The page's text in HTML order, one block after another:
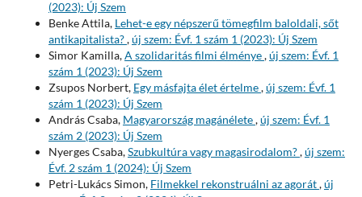
(2023): Új Szem
Benke Attila, Lehet-e egy népszerű tömegfilm baloldali, sőt
antikapitalista?,új szem: Évf. 1 szám 1 (2023): Új Szem
Simor Kamilla,A szolidaritás filmi élménye,új szem: Évf. 1
szám 1 (2023): Új Szem
Zsupos Norbert, Egy másfajta élet értelme,új szem: Évf. 1
szám 1 (2023): Új Szem
András Csaba, Magyarország magánélete,új szem: Évf. 1
szám 2 (2023): Új Szem
Nyerges Csaba,Szubkultúra vagy magasirodalom?,új szem:
Évf. 2 szám 1 (2024): Új Szem
Petri-Lukács Simon, Filmekkel rekonstruálni az agorát,új